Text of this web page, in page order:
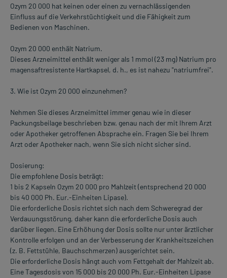
Ozym 20 000 hat keinen oder einen zu vernachlässigenden
Einfluss auf die Verkehrstüchtigkeit und die Fähigkeit zum
Bedienen von Maschinen.
Ozym 20 000 enthält Natrium.
Dieses Arzneimittel enthält weniger als 1 mmol (23 mg) Natrium pro
magensaftresistente Hartkapsel, d. h., es ist nahezu "natriumfrei".
3. Wie ist Ozym 20 000 einzunehmen?
Nehmen Sie dieses Arzneimittel immer genau wie in dieser
Packungsbeilage beschrieben bzw. genau nach der mit Ihrem Arzt
oder Apotheker getroffenen Absprache ein. Fragen Sie bei Ihrem
Arzt oder Apotheker nach, wenn Sie sich nicht sicher sind.
Dosierung:
Die empfohlene Dosis beträgt:
1 bis 2 Kapseln Ozym 20 000 pro Mahlzeit (entsprechend 20 000
bis 40 000 Ph. Eur.-Einheiten Lipase).
Die erforderliche Dosis richtet sich nach dem Schweregrad der
Verdauungsstörung, daher kann die erforderliche Dosis auch
darüber liegen. Eine Erhöhung der Dosis sollte nur unter ärztlicher
Kontrolle erfolgen und an der Verbesserung der Krankheitszeichen
(z. B. Fettstühle, Bauchschmerzen) ausgerichtet sein.
Die erforderliche Dosis hängt auch vom Fettgehalt der Mahlzeit ab.
Eine Tagesdosis von 15 000 bis 20 000 Ph. Eur.-Einheiten Lipase